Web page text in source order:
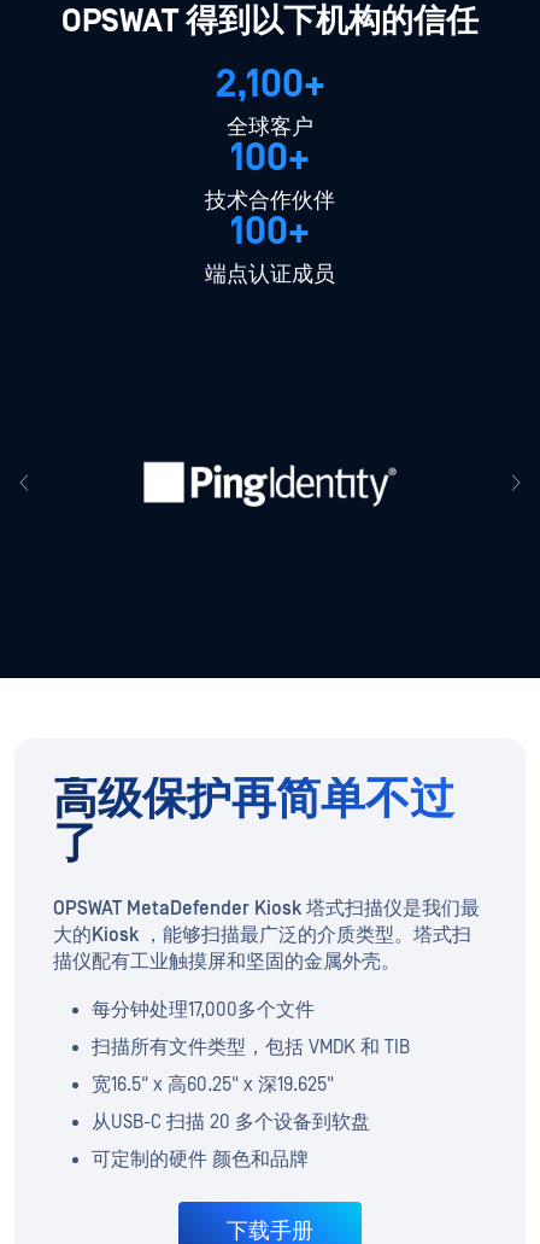
OPSWAT 得到以下机构的信任
2,100+
全球客户
100+
技术合作伙伴
100+
端点认证成员
高级保护再简单不过
了
OPSWAT MetaDefender Kiosk 塔式扫描仪是我们最
大的Kiosk ，能够扫描最广泛的介质类型。塔式扫
描仪配有工业触摸屏和坚固的金属外壳。
每分钟处理17,000多个文件
扫描所有文件类型，包括 VMDK 和 TIB
宽16.5" x 高60.25" x 深19.625"
从USB-C 扫描 20 多个设备到软盘
可定制的硬件 颜色和品牌
下载手册